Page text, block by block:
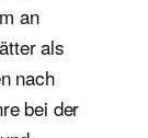
an
als
nach
bei der